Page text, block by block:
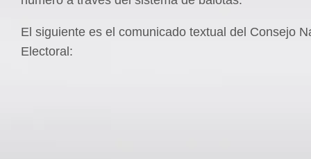
El siguiente es el comunicado textual del Consejo
Electoral: